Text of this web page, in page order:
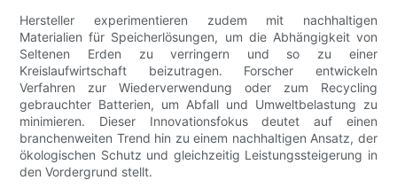
Hersteller experimentieren zudem mit nachhaltigen
Materialien für Speicherlösungen, um die Abhängigkeit von
Seltenen Erden zu verringern und so zu einer
Kreislaufwirtschaft beizutragen. Forscher entwickeln
Verfahren zur Wiederverwendung oder zum Recycling
gebrauchter Batterien, um Abfall und Umweltbelastung zu
minimieren. Dieser Innovationsfokus deutet auf einen
branchenweiten Trend hin zu einem nachhaltigen Ansatz, der
ökologischen Schutz und gleichzeitig Leistungssteigerung in
den Vordergrund stellt.